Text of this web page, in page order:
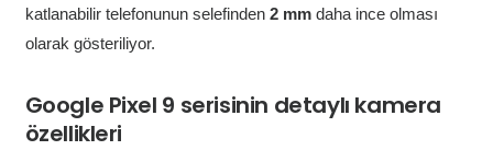
katlanabilir telefonunun selefinden 2 mmdaha ince olması
olarak gösteriliyor.
Google Pixel 9 serisinin detaylı kamera
özellikleri